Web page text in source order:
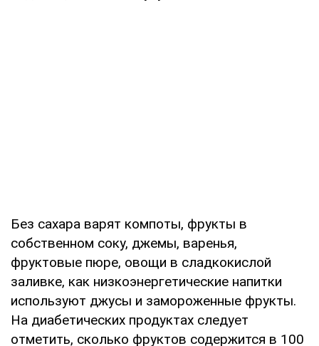
Без сахара варят компоты, фрукты в
собственном соку, джемы, варенья,
фруктовые пюре, овощи в сладкокислой
заливке, как низкоэнергетические напитки
используют джусы и замороженные фрукты.
На диабетических продуктах следует
отметить, сколько фруктов содержится в 100